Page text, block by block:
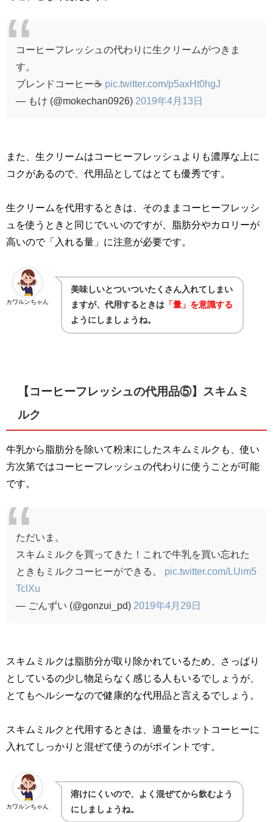
コーヒーフレッシュの代わりに生クリームがつきま
す。
ブレンドコーヒー☕ pic.twitter.com/p5axHt0hgJ
— もけ (@mokechan0926) 2019年4月13日
また、生クリームはコーヒーフレッシュよりも濃厚な上に
コクがあるので、代用品としてはとても優秀です。
生クリームを代用するときは、そのままコーヒーフレッシ
ュを使うときと同じでいいのですが、脂肪分やカロリーが
高いので「入れる量」に注意が必要です。
カワルンちゃん
美味しいとついついたくさん入れてしまい
ますが、代用するときは 「量」を意識する
ようにしましょうね。
【コーヒーフレッシュの代用品⑤】スキムミ
ルク
牛乳から脂肪分を除いて粉末にしたスキムミルクも、使い
方次第ではコーヒーフレッシュの代わりに使うことが可能
です。
ただいま。
スキムミルクを買ってきた！これで牛乳を買い忘れた
ときもミルクコーヒーができる。 pic.twitter.com/LUim5
TclXu
— ごんずい (@gonzui_pd) 2019年4月29日
スキムミルクは脂肪分が取り除かれているため、さっぱり
としているの少し物足らなく感じる人もいるでしょうが、
とてもヘルシーなので健康的な代用品と言えるでしょう。
スキムミルクと代用するときは、適量をホットコーヒーに
入れてしっかりと混ぜて使うのがポイントです。
カワルンちゃん
溶けにくいので、よく混ぜてから飲むよう
にしましょうね。